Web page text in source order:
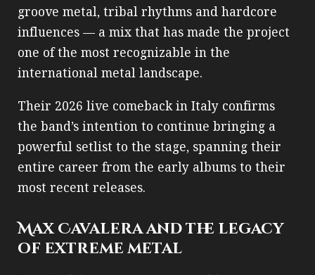
groove metal, tribal rhythms and hardcore
influences — a mix that has made the project
one of the most recognizable in the
international metal landscape.
Their 2026 live comeback in Italy confirms
the band’s intention to continue bringing a
powerful setlist to the stage, spanning their
entire career from the early albums to their
most recent releases.
Max Cavalera and the legacy
of extreme metal